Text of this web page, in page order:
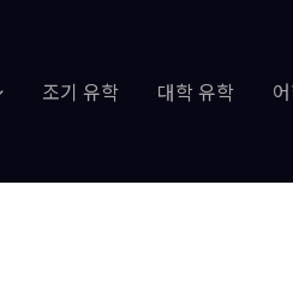
조기 유학 대학 유학